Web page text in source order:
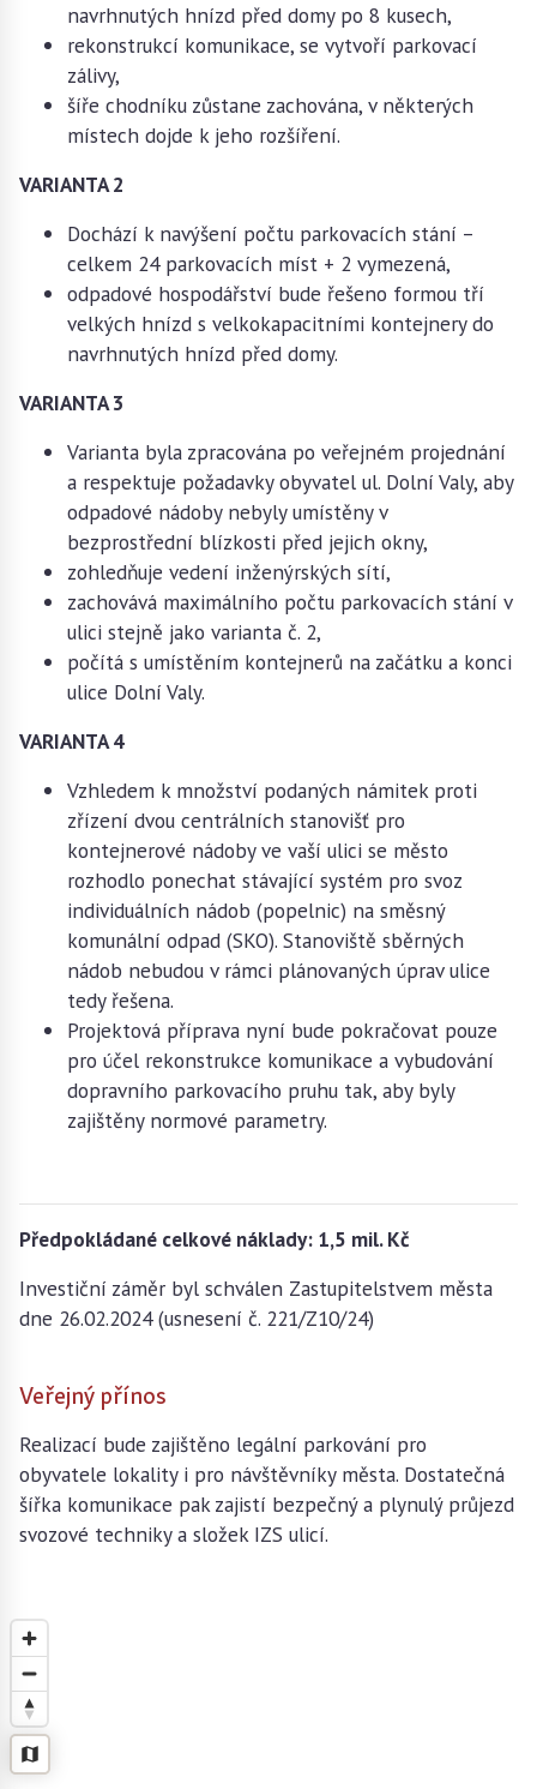
navrhnutých hnízd před domy po 8 kusech,
rekonstrukcí komunikace, se vytvoří parkovací
zálivy,
šíře chodníku zůstane zachována, v některých
místech dojde k jeho rozšíření.
VARIANTA 2
Dochází k navýšení počtu parkovacích stání –
celkem 24 parkovacích míst + 2 vymezená,
odpadové hospodářství bude řešeno formou tří
velkých hnízd s velkokapacitními kontejnery do
navrhnutých hnízd před domy.
VARIANTA 3
Varianta byla zpracována po veřejném projednání
a respektuje požadavky obyvatel ul. Dolní Valy, aby
odpadové nádoby nebyly umístěny v
bezprostřední blízkosti před jejich okny,
zohledňuje vedení inženýrských sítí,
zachovává maximálního počtu parkovacích stání v
ulici stejně jako varianta č. 2,
počítá s umístěním kontejnerů na začátku a konci
ulice Dolní Valy.
VARIANTA 4
Vzhledem k množství podaných námitek proti
zřízení dvou centrálních stanovišť pro
kontejnerové nádoby ve vaší ulici se město
rozhodlo ponechat stávající systém pro svoz
individuálních nádob (popelnic) na směsný
komunální odpad (SKO). Stanoviště sběrných
nádob nebudou v rámci plánovaných úprav ulice
tedy řešena.
Projektová příprava nyní bude pokračovat pouze
pro účel rekonstrukce komunikace a vybudování
dopravního parkovacího pruhu tak, aby byly
zajištěny normové parametry.
Předpokládané celkové náklady: 1,5 mil. Kč
Investiční záměr byl schválen Zastupitelstvem města
dne 26.02.2024 (usnesení č. 221/Z10/24)
Veřejný přínos
Realizací bude zajištěno legální parkování pro
obyvatele lokality i pro návštěvníky města. Dostatečná
šířka komunikace pak zajistí bezpečný a plynulý průjezd
svozové techniky a složek IZS ulicí.